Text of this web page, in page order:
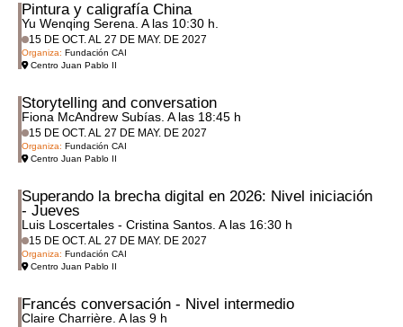
Pintura y caligrafía China
Yu Wenqing Serena. A las 10:30 h.
15 DE OCT. AL 27 DE MAY. DE 2027
Organiza: Fundación CAI
Centro Juan Pablo II
Storytelling and conversation
Fiona McAndrew Subías. A las 18:45 h
15 DE OCT. AL 27 DE MAY. DE 2027
Organiza: Fundación CAI
Centro Juan Pablo II
Superando la brecha digital en 2026: Nivel iniciación
- Jueves
Luis Loscertales - Cristina Santos. A las 16:30 h
15 DE OCT. AL 27 DE MAY. DE 2027
Organiza: Fundación CAI
Centro Juan Pablo II
Francés conversación - Nivel intermedio
Claire Charrière. A las 9 h